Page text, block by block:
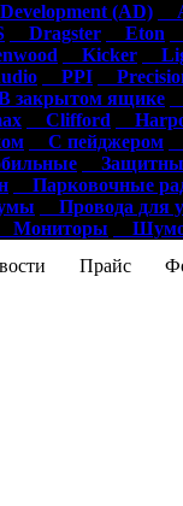
(AD)
Dragster Eton
Kicker
PPI
закрытом ящике
Clifford
С пейджером
Парковочные
Провода для
Мониторы
Прайс